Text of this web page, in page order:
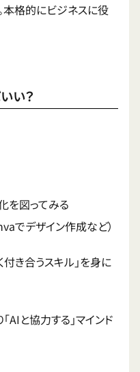
本格的にビジネスに役
い？
を図ってみる
でデザイン作成など）
付き合うスキル」を身に
AIと協力する」マインド